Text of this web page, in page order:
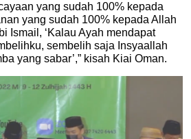
yang sudah 100% kepada
yang sudah 100% kepada Allah
Ismail, ‘Kalau Ayah mendapat
sembelih saja Insyaallah
yang sabar’,” kisah Kiai Oman.